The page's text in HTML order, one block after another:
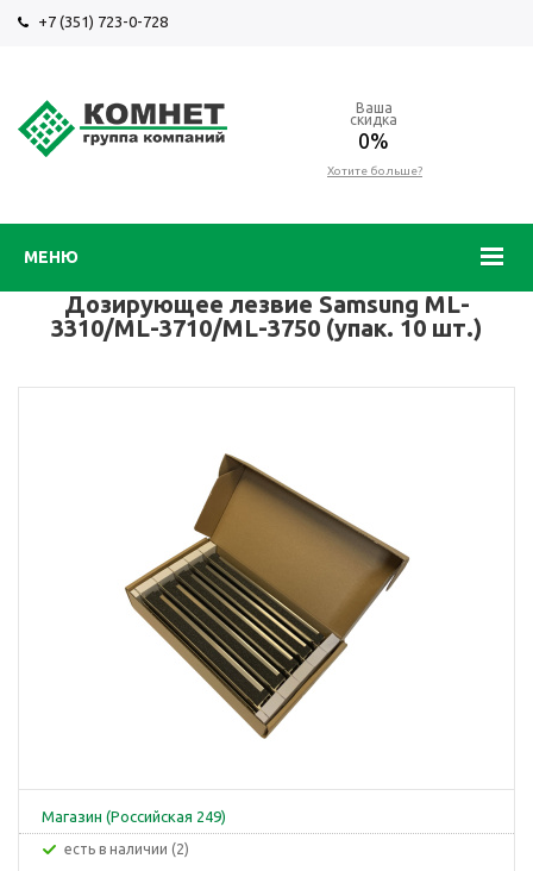
+7 (351) 723-0-728
МЕНЮ
Ваша
скидка
0%
Хотите больше?
Дозирующее лезвие Samsung ML-
3310/ML-3710/ML-3750 (упак. 10 шт.)
Магазин (Российская 249)
Есть в наличии (2)